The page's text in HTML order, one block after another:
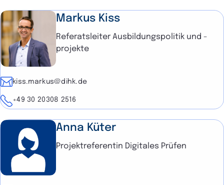
Markus Kiss
Referatsleiter Ausbildungspolitik und -
projekte
E-Mailkiss.markus@dihk.de
Telefon
+49 30 20308 2516
Anna Küter
Projektreferentin Digitales Prüfen